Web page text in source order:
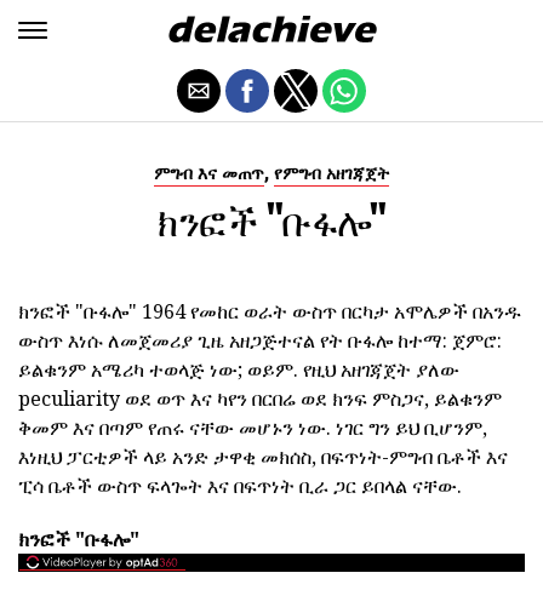
ምግብ እና መጠጥ, የምግብ አዘገጃጀት
ክንፎች "ቡፋሎ"
ክንፎች "ቡፋሎ" 1964 የመከር ወራት ውስጥ በርካታ አሞሌዎች በአንዱ
ውስጥ እነሱ ለመጀመሪያ ጊዜ አዘጋጅተናል የት ቡፋሎ ከተማ: ጀምሮ:
ይልቁንም አሜሪካ ተወላጅ ነው; ወይም. የዚህ አዘገጃጀት ያለው
peculiarity ወደ ወጥ እና ካየን በርበሬ ወደ ክንፍ ምስጋና, ይልቁንም
ቅመም እና በጣም የጠሩ ናቸው መሆኑን ነው. ነገር ግን ይህ ቢሆንም,
እነዚህ ፓርቲዎች ላይ አንድ ታዋቂ መክሰስ, በፍጥነት-ምግብ ቤቶች እና
ፒሳ ቤቶች ውስጥ ፍላጐት እና በፍጥነት ቢራ ጋር ይበላል ናቸው.
ክንፎች "ቡፋሎ"